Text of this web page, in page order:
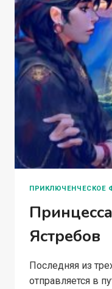
ПРИКЛЮЧЕНЧЕСКОЕ
Ястребов
Последняя из
отправляется в